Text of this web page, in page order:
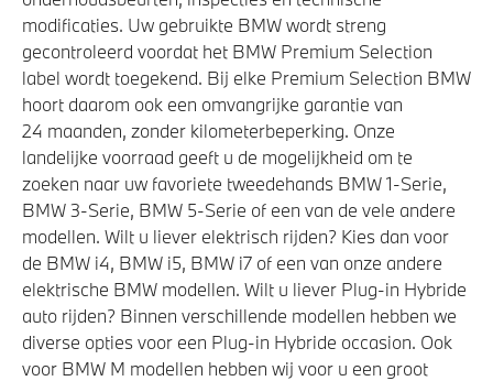
modificaties. Uw gebruikte BMW wordt streng
gecontroleerd voordat het BMW Premium Selection
label wordt toegekend. Bij elke Premium Selection BMW
hoort daarom ook een omvangrijke garantie van
24 maanden, zonder kilometerbeperking. Onze
landelijke voorraad geeft u de mogelijkheid om te
zoeken naar uw favoriete tweedehands BMW 1-Serie,
BMW 3-Serie, BMW 5-Serie of een van de vele andere
modellen. Wilt u liever elektrisch rijden? Kies dan voor
de BMW i4, BMW i5, BMW i7 of een van onze andere
elektrische BMW modellen. Wilt u liever Plug-in Hybride
auto rijden? Binnen verschillende modellen hebben we
diverse opties voor een Plug-in Hybride occasion. Ook
voor BMW M modellen hebben wij voor u een groot